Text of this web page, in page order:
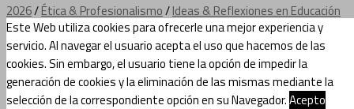
2026/Ética & Profesionalismo/Ideas & Reflexiones en Educación
Médica/Mayo 2026
abril 24, 2026
“Leer Gratis” sí, “Pagar por publicar” no
Este Web utiliza cookies para ofrecerle una mejor experiencia y
servicio. Al navegar el usuario acepta el uso que hacemos de las
cookies. Sin embargo, el usuario tiene la opción de impedir la
generación de cookies y la eliminación de las mismas mediante la
selección de la correspondiente opción en su Navegador.Acepto